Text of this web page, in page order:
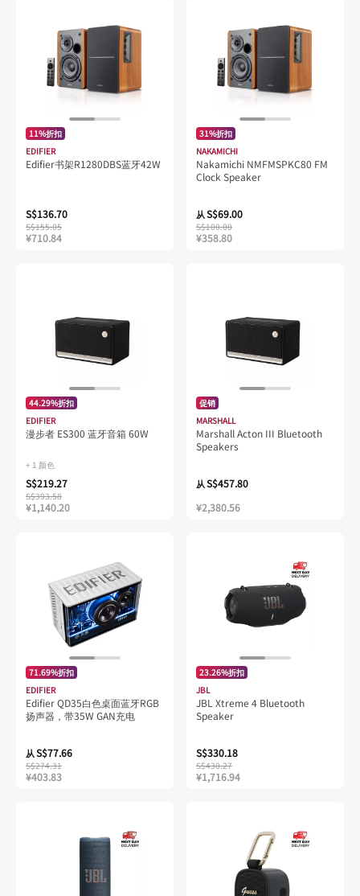
11%折扣
EDIFIER
Edifier书架R1280DBS蓝牙42W
S$136.70
S$155.05
¥710.84
31%折扣
NAKAMICHI
Nakamichi NMFMSPKC80 FM
Clock Speaker
从S$69.00
S$100.00
¥358.80
44.29%折扣
EDIFIER
漫步者 ES300 蓝牙音箱 60W
+ 1 颜色
S$219.27
S$393.58
¥1,140.20
促销
MARSHALL
Marshall Acton III Bluetooth
Speakers
从S$457.80
¥2,380.56
71.69%折扣
EDIFIER
Edifier QD35白色桌面蓝牙RGB
扬声器，带35W GAN充电
从S$77.66
S$274.31
¥403.83
23.26%折扣
JBL
JBL Xtreme 4 Bluetooth
Speaker
S$330.18
S$430.27
¥1,716.94